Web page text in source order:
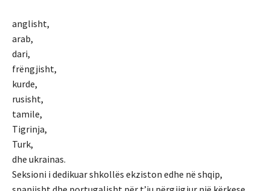
anglisht,
arab,
dari,
frëngjisht,
kurde,
rusisht,
tamile,
Tigrinja,
Turk,
dhe ukrainas.
Seksioni i dedikuar shkollës ekziston edhe në shqip,